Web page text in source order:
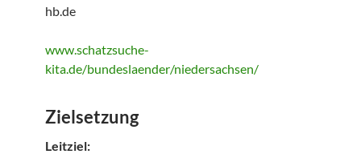
hb.de
www.schatzsuche-
kita.de/bundeslaender/niedersachsen/
Zielsetzung
Leitziel: